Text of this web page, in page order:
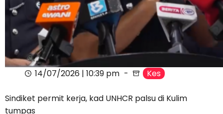
14/07/2026 | 10:39 pm Kes
Sindiket permit kerja, kad UNHCR palsu di Kulim
tumpas